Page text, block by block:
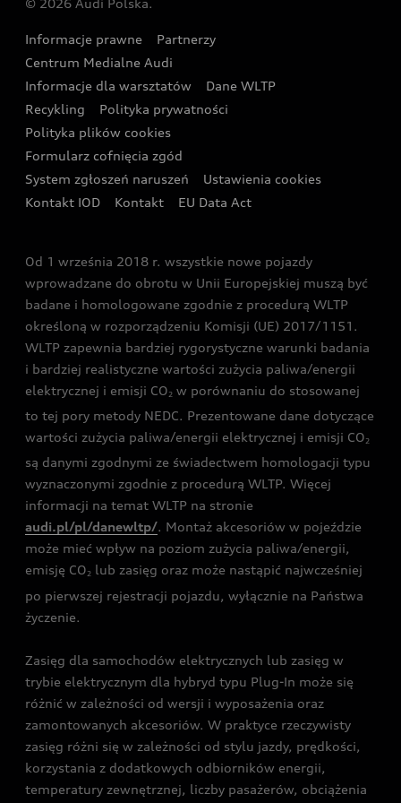
Wyszukaj najbliższego Partnera Audi
Oferta dla przedsiębiorców
Oferta dla klientów prywatnych
Kalkulator rat
Ubezpieczenie
Audi exclusive
Zasięg
Gwarancja
Akcje serwisowe Audi
Katalog online akcesoriów
Audi i Muzeum Sztuki Nowoczesnej w Warszawie
Audi driving experience
Audi quattro Cup
Audi i Puchar Świata w Skokach Narciarskich w
Zakopanem
© 2026 Audi Polska.
Informacje prawne
Partnerzy
Centrum Medialne Audi
Informacje dla warsztatów
Dane WLTP
Recykling
Polityka prywatności
Polityka plików cookies
Formularz cofnięcia zgód
System zgłoszeń naruszeń
Ustawienia cookies
Kontakt IOD
Kontakt EU Data Act
Od 1 września 2018 r. wszystkie nowe pojazdy
wprowadzane do obrotu w Unii Europejskiej muszą być
badane i homologowane zgodnie z procedurą WLTP
określoną w rozporządzeniu Komisji (UE) 2017/1151.
WLTP zapewnia bardziej rygorystyczne warunki badania
i bardziej realistyczne wartości zużycia paliwa/energii
elektrycznej i emisji CO2 w porównaniu do stosowanej
to tej pory metody NEDC. Prezentowane dane dotyczące
wartości zużycia paliwa/energii elektrycznej i emisji CO2
są danymi zgodnymi ze świadectwem homologacji typu
wyznaczonymi zgodnie z procedurą WLTP. Więcej
informacji na temat WLTP na stronie
audi.pl/pl/danewltp/. Montaż akcesoriów w pojeździe
może mieć wpływ na poziom zużycia paliwa/energii,
emisję CO2 lub zasięg oraz może nastąpić najwcześniej
po pierwszej rejestracji pojazdu, wyłącznie na Państwa
życzenie.
Zasięg dla samochodów elektrycznych lub zasięg w
trybie elektrycznym dla hybryd typu Plug-In może się
różnić w zależności od wersji i wyposażenia oraz
zamontowanych akcesoriów. W praktyce rzeczywisty
zasięg różni się w zależności od stylu jazdy, prędkości,
korzystania z dodatkowych odbiorników energii,
temperatury zewnętrznej, liczby pasażerów, obciążenia